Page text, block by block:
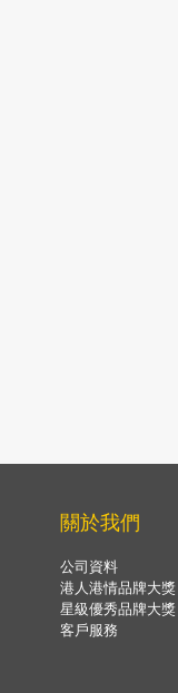
關於我們
公司資料
港人港情品牌大獎
星級優秀品牌大獎
客戶服務